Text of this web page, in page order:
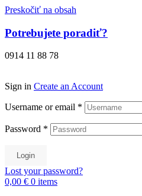
Preskočiť na obsah
Potrebujete poradiť?
0914 11 88 78
Sign in Create an Account
Username or email *
Password *
Login
Lost your password?
0,00 € 0 items